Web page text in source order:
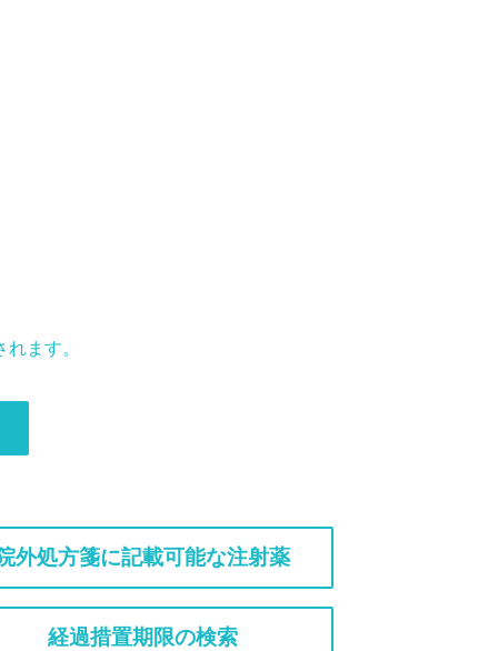
ます。
外処方箋に記載可能な注射薬
経過措置期限の検索